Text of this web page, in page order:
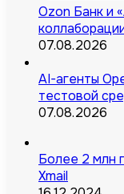
Ozon Банк и
07.08.2026
AI-агенты
тестовой
07.08.2026
Более 2 млн
Xmail